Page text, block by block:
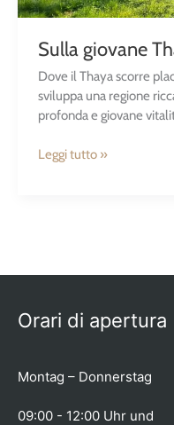
Sulla giovane
Dove il Thaya scorre
sviluppa una regione
profonda e giovane
Leggi tutto »
Orari di apertura
Montag – Donnerstag
09:00 - 12:00 Uhr und